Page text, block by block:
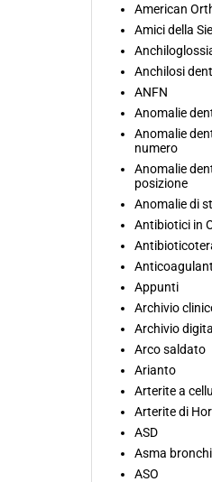
American
Amici della
Anchilosi
ANFN
Anomalie
Anomalie
numero
Anomalie
posizione
Anomalie di
Antibiotici in
Appunti
Archivio
Archivio
Arco saldato
Arianto
Arterite a
Arterite di
ASD
Asma
ASO